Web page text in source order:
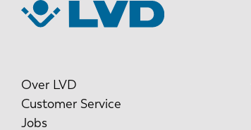
Over LVD
Customer Service
Jobs